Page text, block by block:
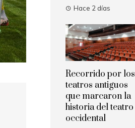
Hace 2 días
Recorrido por los
teatros antiguos
que marcaron la
historia del teatro
occidental